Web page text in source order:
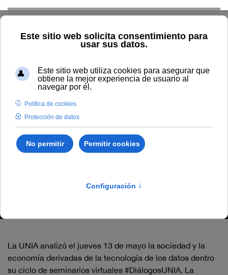
Inicio #DiálogosUNIA
#DiálogosUNIA 14: La economía de
los datos. ¿Se puede cobrar por ellos?
#DiálogosUNIA 14: La
economía de los datos.
La UNIA analizó el jueves 13 de mayo la sociedad y la
economía derivadas de la tecnología de los datos dentro
su ciclo de seminarios virtuales #DiálogosUNIA. La